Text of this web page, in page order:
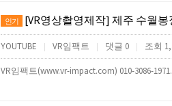
인기 [VR영상촬영제작] 제주 수월봉
YOUTUBE | VR임팩트 | 댓글 0 | 조회
VR임팩트(www.vr-impact.com) 010-3086-1971.